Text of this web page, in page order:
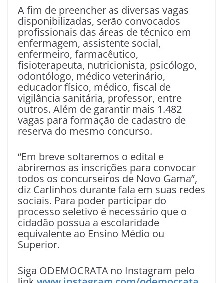
A fim de preencher as diversas vagas
disponibilizadas, serão convocados
profissionais das áreas de técnico em
enfermagem, assistente social,
enfermeiro, farmacêutico,
fisioterapeuta, nutricionista, psicólogo,
odontólogo, médico veterinário,
educador físico, médico, fiscal de
vigilância sanitária, professor, entre
outros. Além de garantir mais 1.482
vagas para formação de cadastro de
reserva do mesmo concurso.
“Em breve soltaremos o edital e
abriremos as inscrições para convocar
todos os concurseiros de Novo Gama”,
diz Carlinhos durante fala em suas redes
sociais. Para poder participar do
processo seletivo é necessário que o
cidadão possua a escolaridade
equivalente ao Ensino Médio ou
Superior.
Siga ODEMOCRATA no Instagram pelo